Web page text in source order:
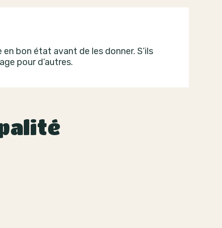
bon état avant de les donner. S’ils
pour d’autres.